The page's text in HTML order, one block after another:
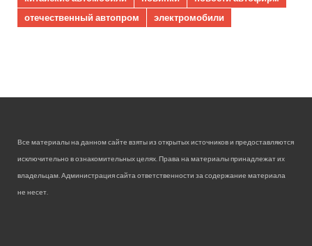
отечественный автопром
электромобили
Все материалы на данном сайте взяты из открытых источников и предоставляются
исключительно в ознакомительных целях. Права на материалы принадлежат их
владельцам. Администрация сайта ответственности за содержание материала
не несет.